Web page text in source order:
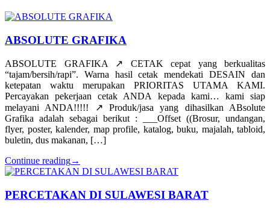
ABSOLUTE GRAFIKA
ABSOLUTE GRAFIKA ↗️ CETAK cepat yang berkualitas
“tajam/bersih/rapi”. Warna hasil cetak mendekati DESAIN dan
ketepatan waktu merupakan PRIORITAS UTAMA KAMI.
Percayakan pekerjaan cetak ANDA kepada kami… kami siap
melayani ANDA!!!!! ↗️ Produk/jasa yang dihasilkan ABsolute
Grafika adalah sebagai berikut : ___Offset ((Brosur, undangan,
flyer, poster, kalender, map profile, katalog, buku, majalah, tabloid,
buletin, dus makanan, […]
Continue reading→
PERCETAKAN DI SULAWESI BARAT